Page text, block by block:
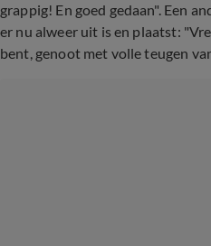
grappig! En goed gedaan". Een
er nu alweer uit is en plaatst:
bent, genoot met volle teugen